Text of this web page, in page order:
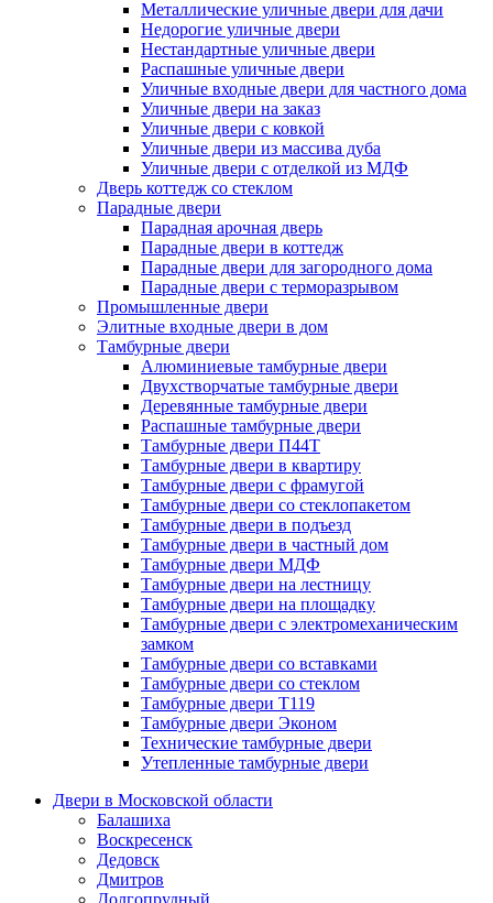
Металлические уличные двери для дачи
Недорогие уличные двери
Нестандартные уличные двери
Распашные уличные двери
Уличные входные двери для частного дома
Уличные двери на заказ
Уличные двери с ковкой
Уличные двери из массива дуба
Уличные двери с отделкой из МДФ
Дверь коттедж со стеклом
Парадные двери
Парадная арочная дверь
Парадные двери в коттедж
Парадные двери для загородного дома
Парадные двери с терморазрывом
Промышленные двери
Элитные входные двери в дом
Тамбурные двери
Алюминиевые тамбурные двери
Двухстворчатые тамбурные двери
Деревянные тамбурные двери
Распашные тамбурные двери
Тамбурные двери П44Т
Тамбурные двери в квартиру
Тамбурные двери с фрамугой
Тамбурные двери со стеклопакетом
Тамбурные двери в подъезд
Тамбурные двери в частный дом
Тамбурные двери МДФ
Тамбурные двери на лестницу
Тамбурные двери на площадку
Тамбурные двери с электромеханическим
замком
Тамбурные двери со вставками
Тамбурные двери со стеклом
Тамбурные двери Т119
Тамбурные двери Эконом
Технические тамбурные двери
Утепленные тамбурные двери
Двери в Московской области
Балашиха
Воскресенск
Дедовск
Дмитров
Долгопрудный